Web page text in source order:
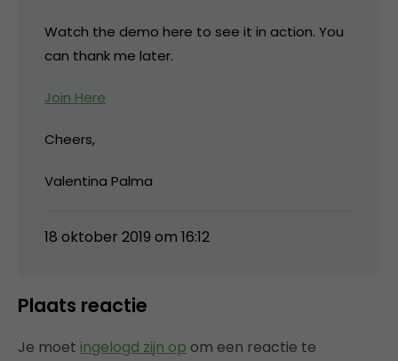
Watch the demo here to see it in action. You
can thank me later.
Join Here
Cheers,
Valentina Palma
18 oktober 2019 om 16:12
Plaats reactie
Je moet ingelogd zijn op om een reactie te